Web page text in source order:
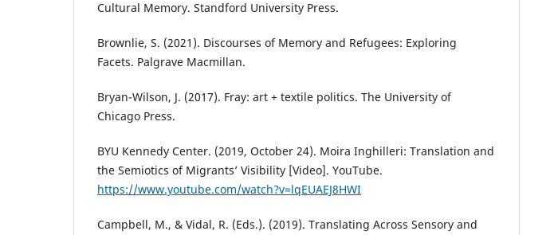
Cultural Memory. Standford University Press.
Brownlie, S. (2021). Discourses of Memory and Refugees: Exploring
Facets. Palgrave Macmillan.
Bryan-Wilson, J. (2017). Fray: art + textile politics. The University of
Chicago Press.
BYU Kennedy Center. (2019, October 24). Moira Inghilleri: Translation and
the Semiotics of Migrants’ Visibility [Video]. YouTube.
https://www.youtube.com/watch?v=lqEUAEJ8HWI
Campbell, M., & Vidal, R. (Eds.). (2019). Translating Across Sensory and